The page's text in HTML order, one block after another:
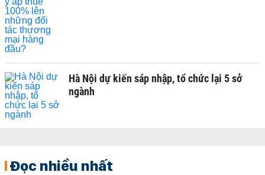
Hà Nội dự kiến sáp nhập, tổ chức lại 5 sở
ngành
Đọc nhiều nhất